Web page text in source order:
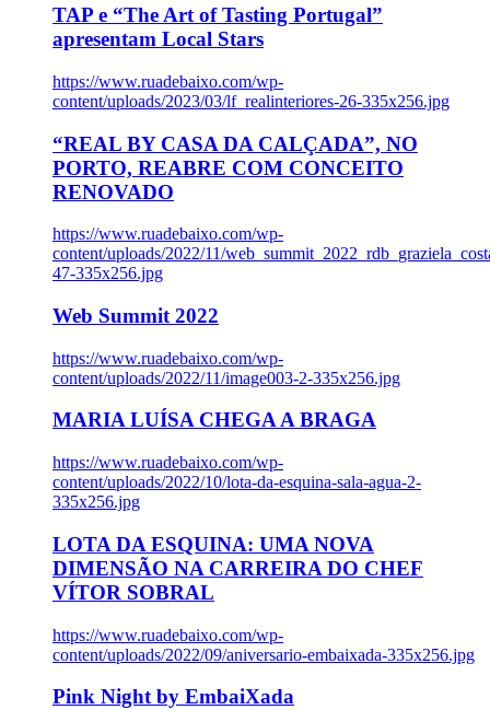
TAP e “The Art of Tasting Portugal”
apresentam Local Stars
https://www.ruadebaixo.com/wp-
content/uploads/2023/03/lf_realinteriores-26-335x256.jpg
“REAL BY CASA DA CALÇADA”, NO
PORTO, REABRE COM CONCEITO
RENOVADO
https://www.ruadebaixo.com/wp-
content/uploads/2022/11/
47-335x256.jpg
Web Summit 2022
https://www.ruadebaixo.com/wp-
content/uploads/2022/11/image003-2-335x256.jpg
MARIA LUÍSA CHEGA A BRAGA
https://www.ruadebaixo.com/wp-
content/uploads/2022/10/lota-da-esquina-sala-agua-2-
335x256.jpg
LOTA DA ESQUINA: UMA NOVA
DIMENSÃO NA CARREIRA DO CHEF
VÍTOR SOBRAL
https://www.ruadebaixo.com/wp-
content/uploads/2022/09/aniversario-embaixada-335x256.jpg
Pink Night by EmbaiXada